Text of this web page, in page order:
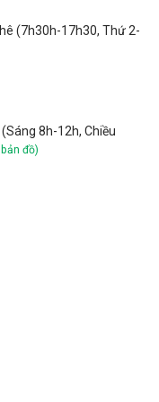
(7h30h-17h30, Thứ 2-
8h-12h, Chiều
đồ)